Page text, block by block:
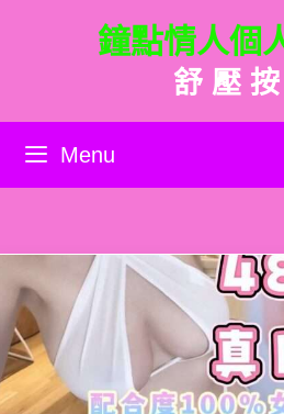
內
鐘點情人個
舒 壓
Menu